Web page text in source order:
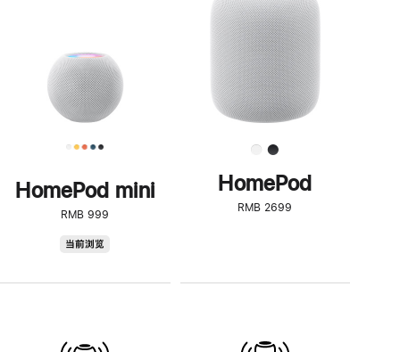
HomePod mini
RMB 999
当前浏览
了
解
HomePod<
HomePod
RMB 2699